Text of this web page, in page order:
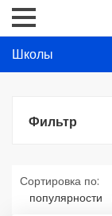
Школы
Фильтр
Сортировка по:
популярности